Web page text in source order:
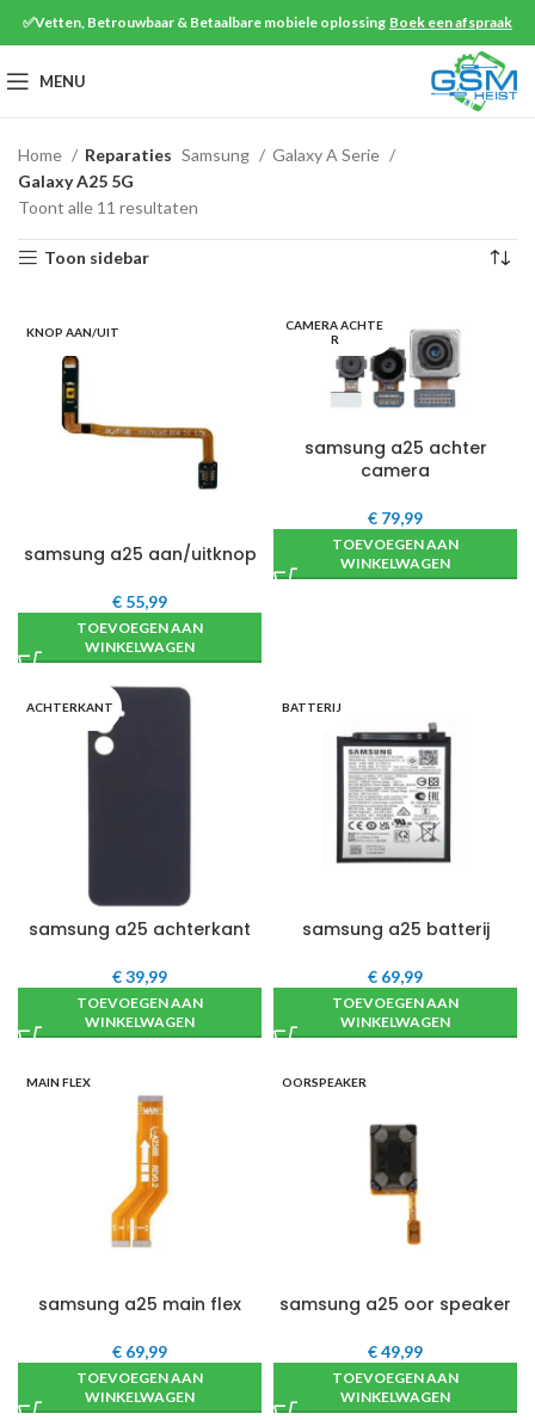
✅Vetten, Betrouwbaar & Betaalbare mobiele oplossing Boek een afspraak
MENU
Home Reparaties Samsung
Galaxy A Serie
Galaxy A25 5G
Toont alle 11 resultaten
Toon sidebar
KNOP AAN/UIT
samsung a25 aan/uitknop
€ 55,99
TOEVOEGEN AAN
WINKELWAGEN
CAMERA ACHTE
R
samsung a25 achter
camera
€ 79,99
TOEVOEGEN AAN
WINKELWAGEN
ACHTERKANT
samsung a25 achterkant
€39,99
TOEVOEGEN AAN
WINKELWAGEN
BATTERIJ
samsung a25 batterij
€ 69,99
TOEVOEGEN AAN
WINKELWAGEN
MAIN FLEX
samsung a25 main flex
€ 69,99
TOEVOEGEN AAN
WINKELWAGEN
OORSPEAKER
samsung a25 oor speaker
€49,99
TOEVOEGEN AAN
WINKELWAGEN